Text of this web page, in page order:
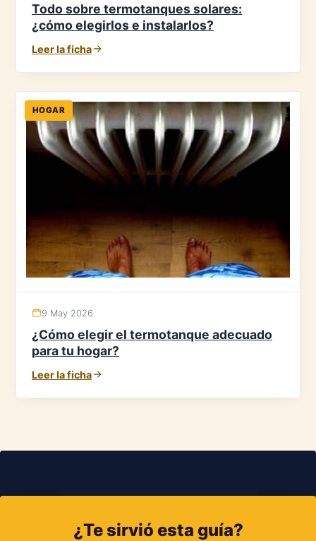
Todo sobre termotanques solares:
¿cómo elegirlos e instalarlos?
Leer la ficha
HOGAR
9 May 2026
¿Cómo elegir el termotanque adecuado
para tu hogar?
Leer la ficha
¿Te sirvió esta guía?